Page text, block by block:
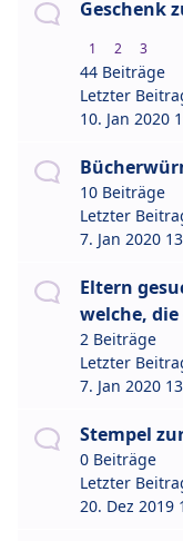
Geschenk
1 2 3
44 Beiträge
Letzter
10. Jan 2020
10 Beiträge
Letzter
7. Jan 2020
Eltern
welche,
2 Beiträge
Letzter
7. Jan 2020
Stempel
0 Beiträge
Letzter
20. Dez 2019